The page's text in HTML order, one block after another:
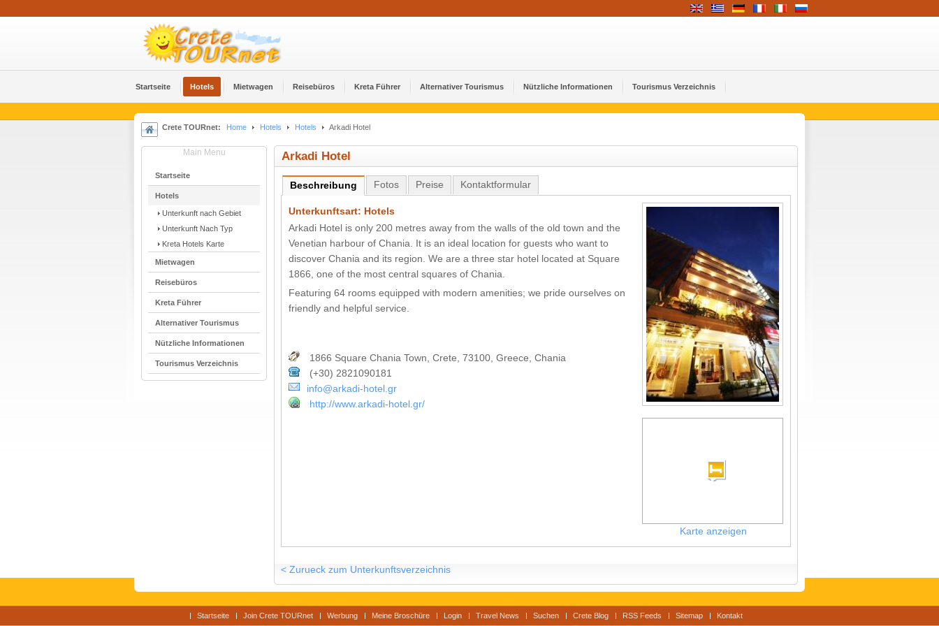
Startseite Hotels Mietwagen Reisebüros Kreta Führer Alternativer Tourismus Nützliche Informationen Tourismus Verzeichnis
Crete TOURnet: Home Hotels Hotels Arkadi Hotel
Main Menu
Startseite
Hotels
Unterkunft nach Gebiet
Unterkunft Nach Typ
Kreta Hotels Karte
Mietwagen
Reisebüros
Kreta Führer
Alternativer Tourismus
Nützliche Informationen
Tourismus Verzeichnis
Arkadi Hotel
Beschreibung Fotos Preise Kontaktformular
Karte anzeigen
Unterkunftsart: Hotels
Arkadi Hotel is only 200 metres away from the walls of the old town and the
Venetian harbour of Chania. It is an ideal location for guests who want to
discover Chania and its region. We are a three star hotel located at Square
1866, one of the most central squares of Chania.
Featuring 64 rooms equipped with modern amenities; we pride ourselves on
friendly and helpful service.
1866 Square Chania Town, Crete, 73100, Greece, Chania
(+30) 2821090181
info@arkadi-hotel.gr
http://www.arkadi-hotel.gr/
< Zurueck zum Unterkunftsverzeichnis
Startseite Join Crete TOURnet Werbung Meine Broschüre Login Travel News Suchen Crete Blog RSS Feeds Sitemap Kontakt